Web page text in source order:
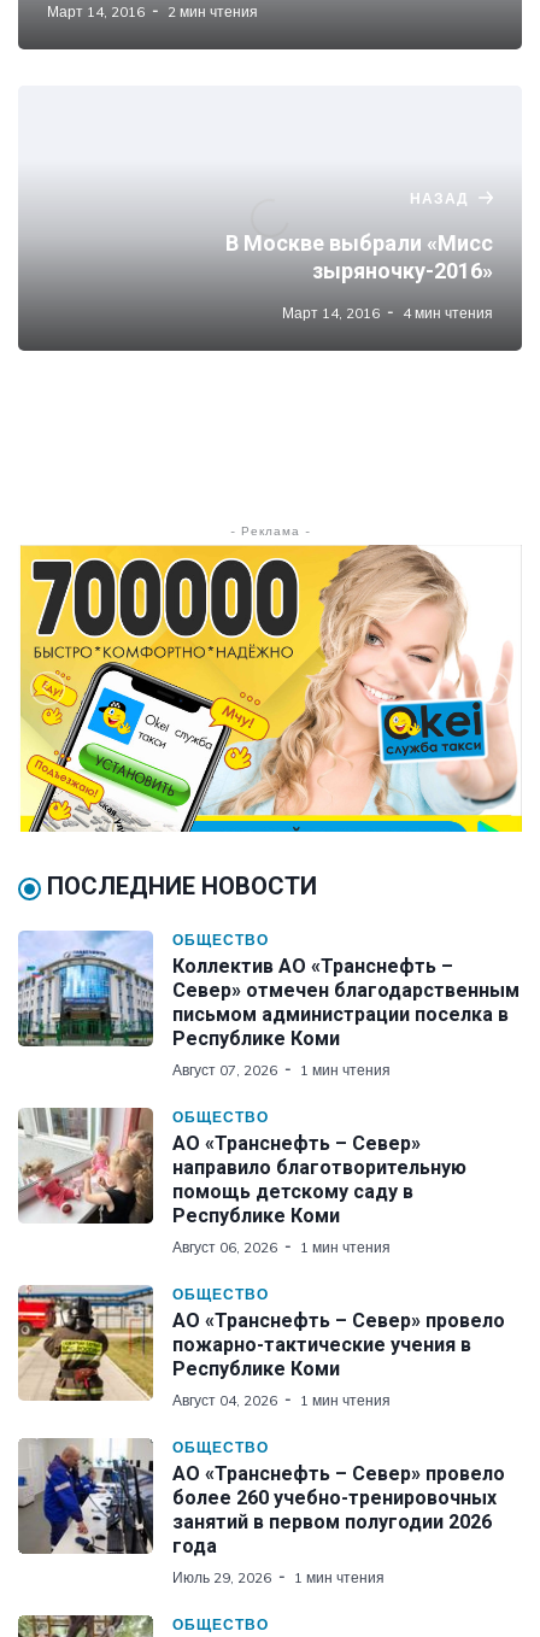
Март 14, 2016 2 мин чтения
НАЗАД
В Москве выбрали «Мисс
зыряночку-2016»
Март 14, 2016 4 мин чтения
- Реклама -
ПОСЛЕДНИЕ НОВОСТИ
ОБЩЕСТВО
Коллектив АО «Транснефть –
Север» отмечен благодарственным
письмом администрации поселка в
Республике Коми
Август 07, 2026 1 мин чтения
ОБЩЕСТВО
АО «Транснефть – Север»
направило благотворительную
помощь детскому саду в
Республике Коми
Август 06, 2026 1 мин чтения
ОБЩЕСТВО
АО «Транснефть – Север» провело
пожарно-тактические учения в
Республике Коми
Август 04, 2026 1 мин чтения
ОБЩЕСТВО
АО «Транснефть – Север» провело
более 260 учебно-тренировочных
занятий в первом полугодии 2026
года
Июль 29, 2026 1 мин чтения
ОБЩЕСТВО